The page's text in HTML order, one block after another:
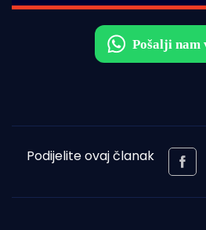
Podijelite ovaj članak